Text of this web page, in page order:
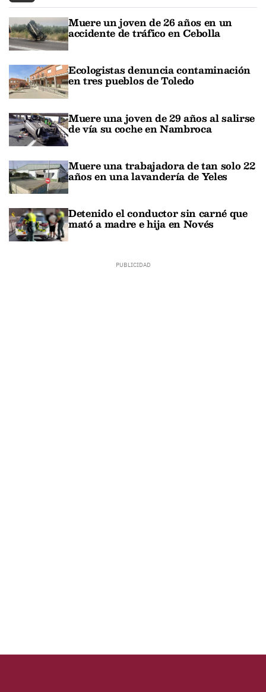
Muere un joven de 26 años en un
accidente de tráfico en Cebolla
Ecologistas denuncia contaminación
en tres pueblos de Toledo
Muere una joven de 29 años al salirse
de vía su coche en Nambroca
Muere una trabajadora de tan solo 22
años en una lavandería de Yeles
Detenido el conductor sin carné que
mató a madre e hija en Novés